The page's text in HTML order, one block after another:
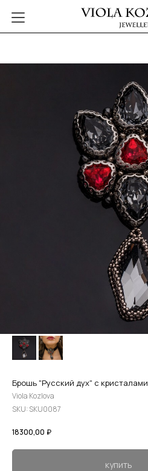
Брошь "Русский дух" с кристалами
Viola Kozlova
SKU: SKU0087
18300,00 ₽
купить